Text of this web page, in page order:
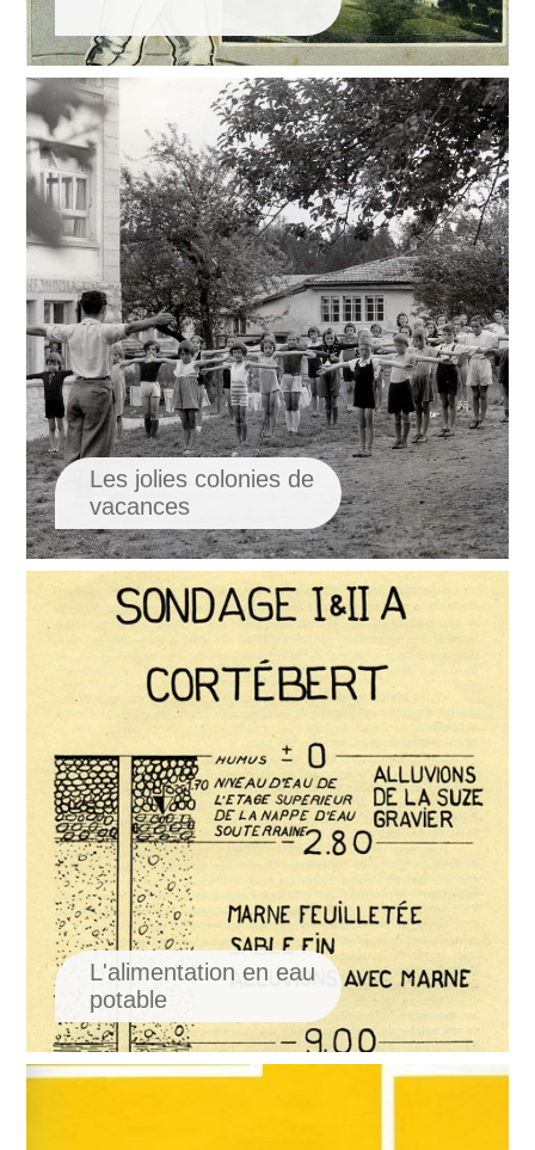
Les jolies colonies de
vacances
L'alimentation en eau
potable